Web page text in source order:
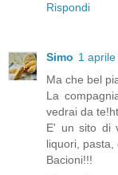
Rispondi
Simo 1
Ma che bel
La
vedrai da
E' un sito di
liquori, pasta,
Bacioni!!!